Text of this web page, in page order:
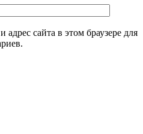
сайта в этом браузере для